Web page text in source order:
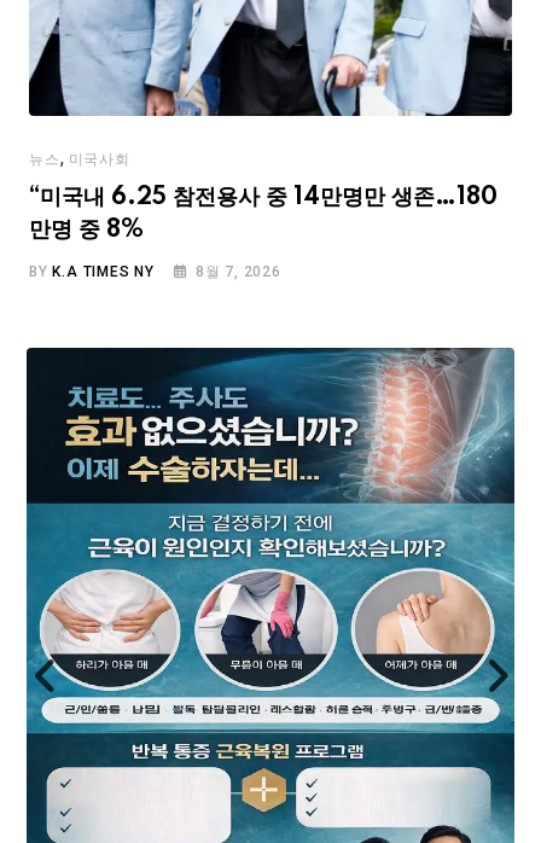
뉴스, 미국사회
“미국내 6.25 참전용사 중 14만명만 생존…180
만명 중 8%
BY K.A TIMES NY 8월 7, 2026